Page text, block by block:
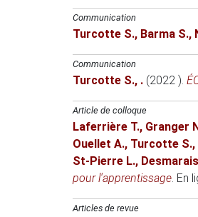
Communication
Turcotte S., Barma S.,
Communication
Turcotte S., . (2022 ).
Article de colloque
Laferrière T., Granger
Ouellet A., Turcotte S.,
St-Pierre L.,
pour l'apprentissage. En
Articles de revue